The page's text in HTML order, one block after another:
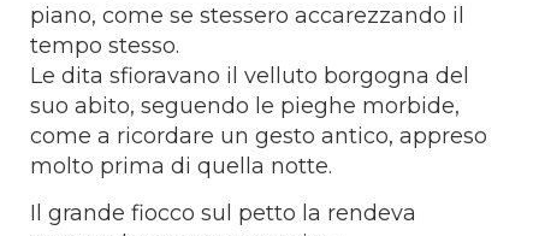
piano, come se stessero accarezzando il
tempo stesso.
Le dita sfioravano il velluto borgogna del
suo abito, seguendo le pieghe morbide,
come a ricordare un gesto antico, appreso
molto prima di quella notte.
Il grande fiocco sul petto la rendeva